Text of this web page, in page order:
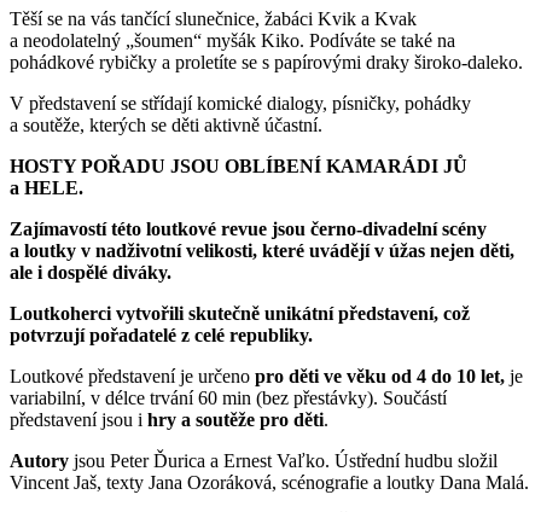
Těší se na vás tančící slunečnice, žabáci Kvik a Kvak
a neodolatelný „šoumen“ myšák Kiko. Podíváte se také na
pohádkové rybičky a proletíte se s papírovými draky široko-daleko.
V představení se střídají komické dialogy, písničky, pohádky
a soutěže, kterých se děti aktivně účastní.
HOSTY POŘADU JSOU OBLÍBENÍ KAMARÁDI JŮ
a HELE.
Zajímavostí této loutkové revue jsou černo-divadelní scény
a loutky v nadživotní velikosti, které uvádějí v úžas nejen děti,
ale i dospělé diváky.
Loutkoherci vytvořili skutečně unikátní představení, což
potvrzují pořadatelé z celé republiky.
Loutkové představení je určeno pro děti ve věku od 4 do 10 let, je
variabilní, v délce trvání 60 min (bez přestávky). Součástí
představení jsou i hry a soutěže pro děti.
Autory jsou Peter Ďurica a Ernest Vaľko. Ústřední hudbu složil
Vincent Jaš, texty Jana Ozoráková, scénografie a loutky Dana Malá.